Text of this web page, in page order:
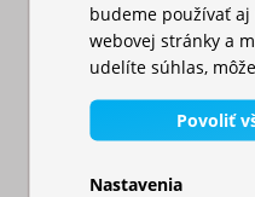
„ Super komunikácia a
budeme používať
webovej stránky a
udelíte súhlas,
Povoliť
Nastavenia